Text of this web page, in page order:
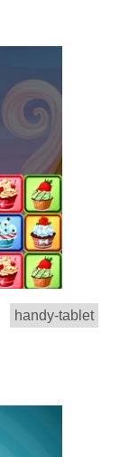
handy-tablet